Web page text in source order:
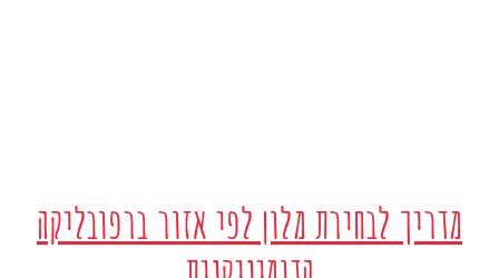
מדריך לבחירת מלון לפי אזור ברפובליקה